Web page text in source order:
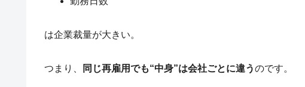
は企業裁量が大きい。
つまり、 同じ再雇用でも“中身”は会社ごとに違うのです。